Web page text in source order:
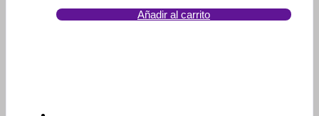
Añadir al carrito